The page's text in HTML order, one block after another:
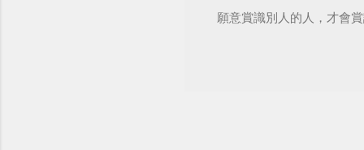
願意賞識別人的人，才會